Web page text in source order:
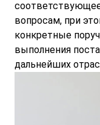
вопросам, при
конкретные
выполнения
дальнейших